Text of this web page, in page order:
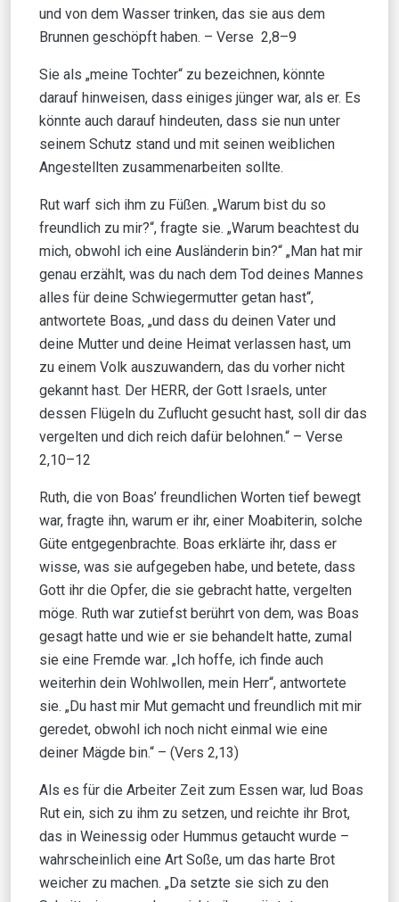
und von dem Wasser trinken, das sie aus dem
Brunnen geschöpft haben. – Verse 2,8–9
Sie als „meine Tochter“ zu bezeichnen, könnte
darauf hinweisen, dass einiges jünger war, als er. Es
könnte auch darauf hindeuten, dass sie nun unter
seinem Schutz stand und mit seinen weiblichen
Angestellten zusammenarbeiten sollte.
Rut warf sich ihm zu Füßen. „Warum bist du so
freundlich zu mir?“, fragte sie. „Warum beachtest du
mich, obwohl ich eine Ausländerin bin?“ „Man hat mir
genau erzählt, was du nach dem Tod deines Mannes
alles für deine Schwiegermutter getan hast“,
antwortete Boas, „und dass du deinen Vater und
deine Mutter und deine Heimat verlassen hast, um
zu einem Volk auszuwandern, das du vorher nicht
gekannt hast. Der HERR, der Gott Israels, unter
dessen Flügeln du Zuflucht gesucht hast, soll dir das
vergelten und dich reich dafür belohnen.“ – Verse
2,10–12
Ruth, die von Boas’ freundlichen Worten tief bewegt
war, fragte ihn, warum er ihr, einer Moabiterin, solche
Güte entgegenbrachte. Boas erklärte ihr, dass er
wisse, was sie aufgegeben habe, und betete, dass
Gott ihr die Opfer, die sie gebracht hatte, vergelten
möge. Ruth war zutiefst berührt von dem, was Boas
gesagt hatte und wie er sie behandelt hatte, zumal
sie eine Fremde war. „Ich hoffe, ich finde auch
weiterhin dein Wohlwollen, mein Herr“, antwortete
sie. „Du hast mir Mut gemacht und freundlich mit mir
geredet, obwohl ich noch nicht einmal wie eine
deiner Mägde bin.“ – (Vers 2,13)
Als es für die Arbeiter Zeit zum Essen war, lud Boas
Rut ein, sich zu ihm zu setzen, und reichte ihr Brot,
das in Weinessig oder Hummus getaucht wurde –
wahrscheinlich eine Art Soße, um das harte Brot
weicher zu machen. „Da setzte sie sich zu den